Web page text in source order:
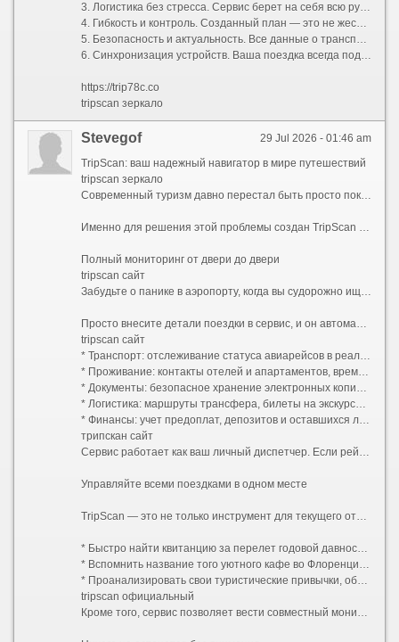
3. Логистика без стресса. Сервис берет на себя всю рутину: прокладывает удобные пешеходные и транспортные пути, подсказывает часы работы достопримечательностей и помогает избежать очередей, предлагая альтернативы.
4. Гибкость и контроль. Созданный план — это не жесткая клетка, а надежный каркас. В пару кликов вы можете заменить отель, добавить необычный мастер-класс, исключить скучную экскурсию или полностью перестроить график под переменчивую погоду.
5. Безопасность и актуальность. Все данные о транспорте, визовых требованиях и правилах въезда постоянно обновляются, избавляя вас от риска столкнуться с устаревшей информацией.
6. Синхронизация устройств. Ваша поездка всегда под рукой. Маршрут доступен в мобильном приложении и веб-версии, поддерживает офлайн-доступ и легко делится со всеми участниками путешествия.
https://trip78c.co
tripscan зеркало
29 Jul 2026 - 01:46 am
Stevegof
TripScan: ваш надежный навигатор в мире путешествий
tripscan зеркало
Современный туризм давно перестал быть просто покупкой билетов и бронированием отеля. Сегодняшняя поездка — это сложный механизм, состоящий из десятков деталей: трансферы из аэропортов, регистрация на рейсы, подтверждение броней, страховые полисы, стыковки междугородних автобусов, адреса квартир посуточной аренды и списки мест, которые обязательно нужно увидеть. Удержать всю эту информацию в голове невозможно, а хранить ее разрозненными файлами в почте и заметках — значит постоянно рисковать что-то упустить.
Именно для решения этой проблемы создан TripScan — сервис мониторинга поездок и путешествий, который берет под контроль каждый этап вашего пути.
Полный мониторинг от двери до двери
tripscan сайт
Забудьте о панике в аэропорту, когда вы судорожно ищете номер терминала, или о неловких поисках распечатанного подтверждения бронирования в тесном холле гостиницы. TripScan собирает все данные о вашем путешествии в единую цифровую экосистему.
Просто внесите детали поездки в сервис, и он автоматически выстроит хронологию событий:
tripscan сайт
* Транспорт: отслеживание статуса авиарейсов в реальном времени с мгновенными уведомлениями об изменениях, информация о выходе на посадку, номерах поездов и автобусов.
* Проживание: контакты отелей и апартаментов, время заезда и выезда, условия отмены, ваучеры и коды бронирования.
* Документы: безопасное хранение электронных копий паспортов, виз, страховок (включая экстренные телефоны ассистансов) и водительских удостоверений.
* Логистика: маршруты трансфера, билеты на экскурсии, запланированные встречи и аренда автомобилей.
* Финансы: учет предоплат, депозитов и оставшихся лимитов по бюджету поездки.
трипскан сайт
Сервис работает как ваш личный диспетчер. Если рейс задерживается, TripScan тут же оповестит вас и предложит скорректировать время подачи такси или предупредить отель о позднем заезде. Вы больше не зависите от нестабильного интернета в роуминге в поиске нужных писем — вся критически важная информация всегда доступна в приложении даже в офлайн-режиме.
Управляйте всеми поездками в одном месте
TripScan — это не только инструмент для текущего отпуска, но и удобный архив ваших приключений. В личном кабинете хранится история всех перемещений. Это невероятно удобно для решения практических задач:
* Быстро найти квитанцию за перелет годовой давности для оформления налогового вычета или отчета о командировке.
* Вспомнить название того уютного кафе во Флоренции или точный адрес квартиры в Батуми, куда хочется вернуться.
* Проанализировать свои туристические привычки, общую сумму трат на путешествия и посещенные страны.
tripscan официальный
Кроме того, сервис позволяет вести совместный мониторинг. Планируете семейный отдых или поездку с друзьями? Предоставьте доступ к маршруту попутчикам. Теперь каждый участник группы видит актуальное расписание, знает, где хранятся общие документы, и получает важные уведомления одновременно с вами.